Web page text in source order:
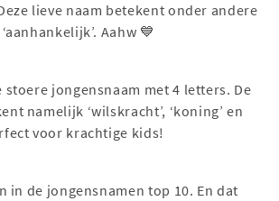
lieve naam betekent onder andere
Aahw 💙
stoere jongensnaam met 4 letters. De
namelijk ‘wilskracht’, ‘koning’ en
voor krachtige kids!
in de jongensnamen top 10. En dat